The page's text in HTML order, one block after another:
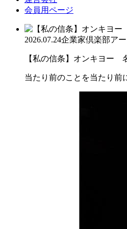
会員用ページ
2026.07.24企業家倶楽部ア
【私の信条】オンキヨー
当たり前のことを当たり前